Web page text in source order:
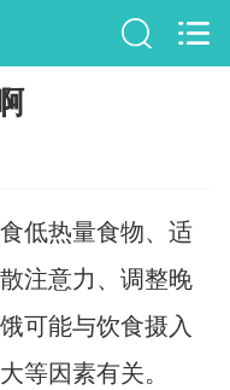
低热量食物、适
注意力、调整晚
可能与饮食摄入
等因素有关。